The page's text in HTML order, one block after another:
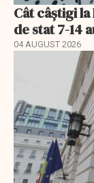
Cât câștigi la
de stat 7-14
04 AUGUST 2026